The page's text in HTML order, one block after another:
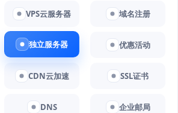
VPS云服务器 域名注册
独立服务器 优惠活动
CDN云加速 SSL证书
DNS 企业邮局